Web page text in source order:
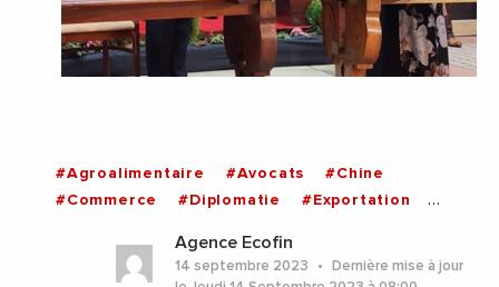
#Agroalimentaire #Avocats
#Chine
#Commerce
#Diplomatie
#Exportation
Agence Ecofin
14 septembre 2023
Dernière mise à jour